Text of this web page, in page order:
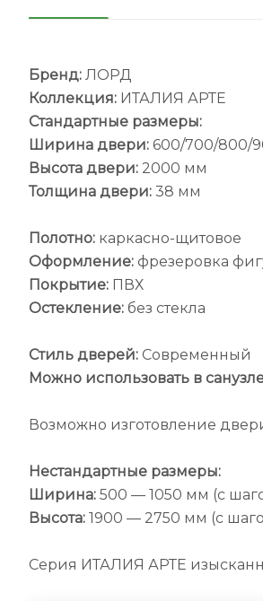
Бренд: ЛОРД
Коллекция: ИТАЛИЯ АРТЕ
Стандартные размеры:
Ширина двери: 600/700/800/
Высота двери: 2000 мм
Толщина двери: 38 мм
Полотно: каркасно-щитовое
Оформление: фрезеровка
Покрытие: ПВХ
Остекление: без стекла
Стиль дверей: Современный
Можно использовать в
Возможно изготовление
Нестандартные размеры:
Ширина: 500 — 1050 мм (с
Высота: 1900 — 2750 мм (с
Серия ИТАЛИЯ АРТЕ